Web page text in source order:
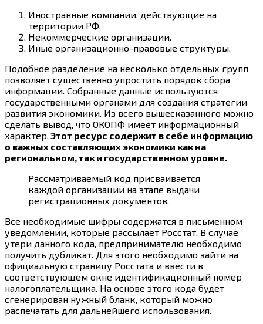
Иностранные компании, действующие на
территории РФ.
Некоммерческие организации.
Иные организационно-правовые структуры.
Подобное разделение на несколько отдельных групп
позволяет существенно упростить порядок сбора
информации. Собранные данные используются
государственными органами для создания стратегии
развития экономики. Из всего вышесказанного можно
сделать вывод, что ОКОПФ имеет информационный
характер. Этот ресурс содержит в себе информацию
о важных составляющих экономики как на
региональном, так и государственном уровне.
Рассматриваемый код присваивается
каждой организации на этапе выдачи
регистрационных документов.
Все необходимые шифры содержатся в письменном
уведомлении, которые рассылает Росстат. В случае
утери данного кода, предпринимателю необходимо
получить дубликат. Для этого необходимо зайти на
официальную страницу Росстата и ввести в
соответствующем окне идентификационный номер
налогоплательщика. На основе этого кода будет
сгенерирован нужный бланк, который можно
распечатать для дальнейшего использования.